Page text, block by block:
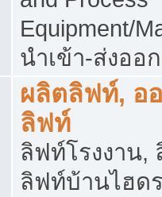
Equipment/
นำเข้า-ส่งอ
ผลิตลิฟท์, อ
ลิฟท์
ลิฟท์โรงงาน
ลิฟท์บ้านไฮด